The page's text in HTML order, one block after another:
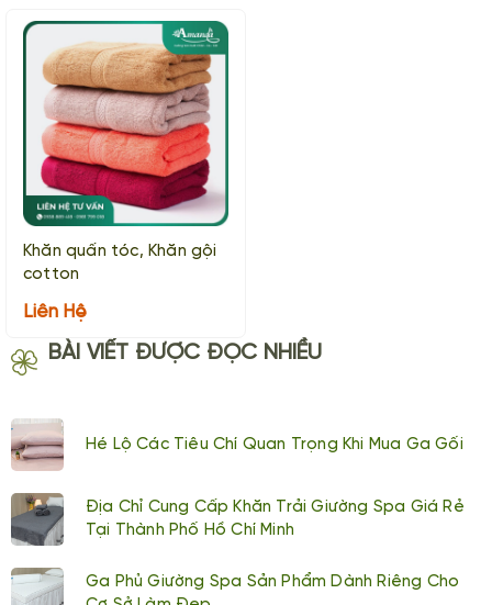
Khăn quấn tóc, Khăn gội
cotton
Liên Hệ
BÀI VIẾT ĐƯỢC ĐỌC NHIỀU
Hé Lộ Các Tiêu Chí Quan Trọng Khi Mua Ga Gối
Địa Chỉ Cung Cấp Khăn Trải Giường Spa Giá Rẻ
Tại Thành Phố Hồ Chí Minh
Ga Phủ Giường Spa Sản Phẩm Dành Riêng Cho